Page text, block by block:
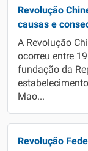
Revolução
causas e
A Revolução
ocorreu entre
fundação da
Mao...
Revolução